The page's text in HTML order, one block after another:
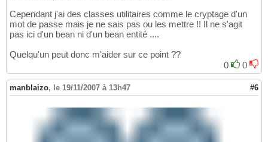
Cependant j'ai des classes utilitaires comme le cryptage d'un
mot de passe mais je ne sais pas ou les mettre !! Il ne s'agit
pas ici d'un bean ni d'un bean entité ....
Quelqu'un peut donc m'aider sur ce point ??
0
0
manblaizo, le 19/11/2007 à 13h47 #6